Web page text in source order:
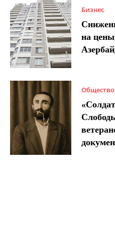
Бизнес
на
Общество